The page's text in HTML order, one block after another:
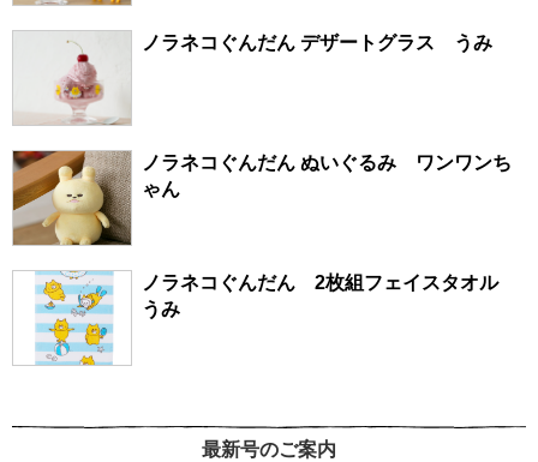
ノラネコぐんだん デザートグラス うみ
ノラネコぐんだん ぬいぐるみ ワンワンち
ゃん
ノラネコぐんだん 2枚組フェイスタオル
うみ
最新号のご案内